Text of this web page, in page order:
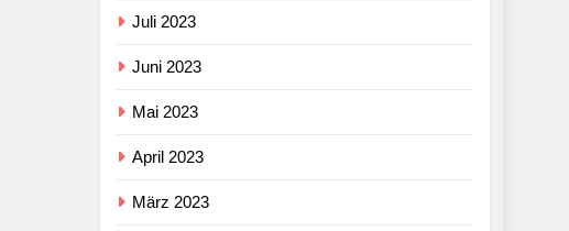
Juli 2023
Juni 2023
Mai 2023
April 2023
März 2023